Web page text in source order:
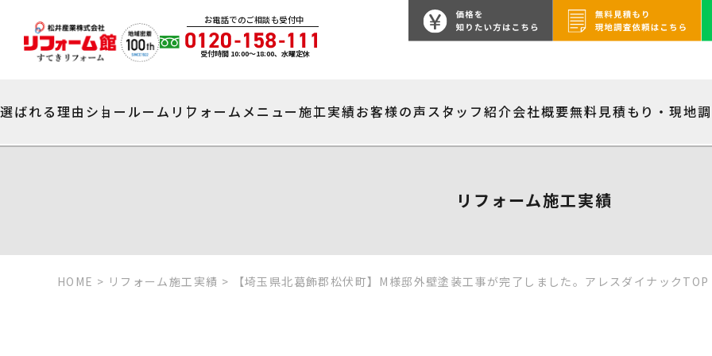
お電話でのご相談も受付中
受付時間 10:00〜18:00、水曜定休
選ばれる理由 ショールーム リフォームメニュー施工実績お客様の声スタッフ紹介会社概要無料見積もり・現地
リフォーム施工実績
HOME > リフォーム施工実績 > 【埼玉県北葛飾郡松伏町】M様邸外壁塗装工事が完了しました。アレスダイナックTOP